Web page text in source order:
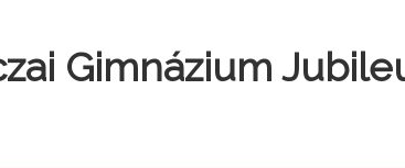
Gimnázium